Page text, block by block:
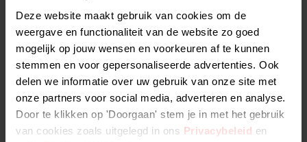
Deze website maakt gebruik van cookies om de
weergave en functionaliteit van de website zo goed
mogelijk op jouw wensen en voorkeuren af te kunnen
stemmen en voor gepersonaliseerde advertenties. Ook
delen we informatie over uw gebruik van onze site met
onze partners voor social media, adverteren en analyse.
Door te klikken op 'Doorgaan' stem je in met het gebruik
van cookies zoals uitgelegd in ons Privacybeleid en
Uitbreiding van soorten activa en beleggers
Aanpassingen die het gemakkelijker maken om ELTIF-fund-of-
funds op te zetten
Verlichting van diversificatie- en concentratievereisten (en
opheffing van sommige van deze vereisten voor uitsluitend
professionele ELTIFs)
Verhoogde leenlimieten (en uitsluiting van leningen gedekt
door niet-opgevraagde toezeggingen van de berekening)